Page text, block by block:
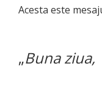
Acesta este
„Buna ziua,